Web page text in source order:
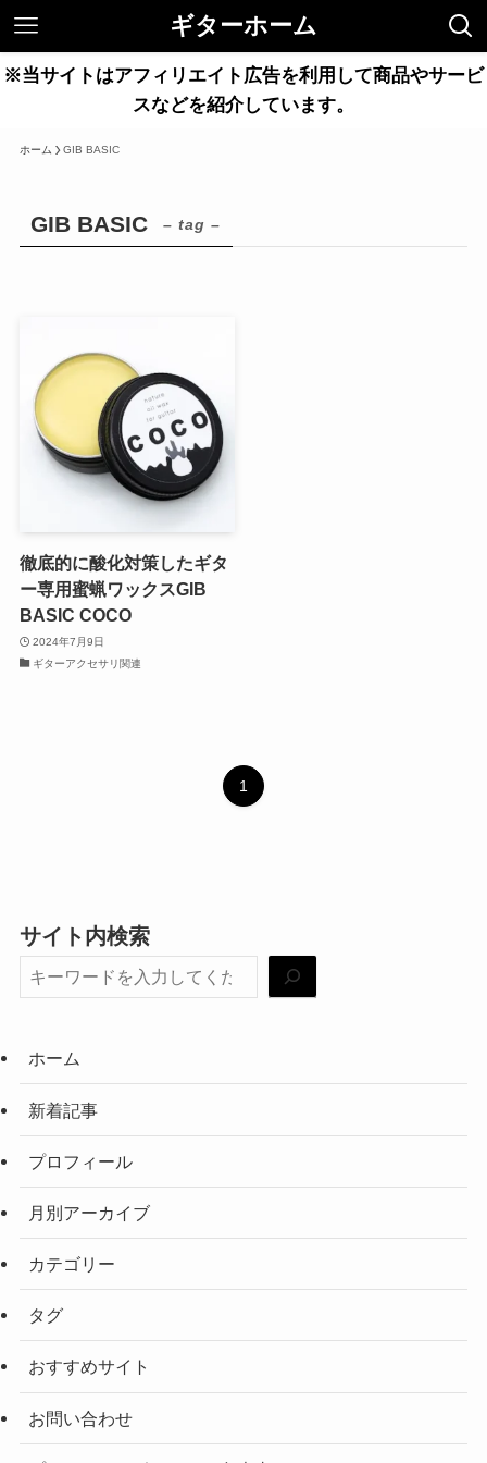
ギターホーム
※当サイトはアフィリエイト広告を利用して商品やサービ
スなどを紹介しています。
ホーム GIB BASIC
GIB BASIC – tag –
徹底的に酸化対策したギタ
ー専用蜜蝋ワックスGIB
BASIC COCO
2024年7月9日
ギターアクセサリ関連
1
サイト内検索
ホーム
新着記事
プロフィール
月別アーカイブ
カテゴリー
タグ
おすすめサイト
お問い合わせ